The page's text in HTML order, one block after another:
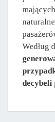
Według
decybeli